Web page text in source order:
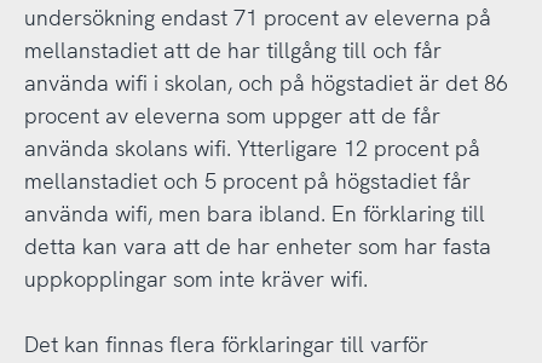
undersökning endast 71 procent av eleverna på
mellanstadiet att de har tillgång till och får
använda wifi i skolan, och på högstadiet är det 86
procent av eleverna som uppger att de får
använda skolans wifi. Ytterligare 12 procent på
mellanstadiet och 5 procent på högstadiet får
använda wifi, men bara ibland. En förklaring till
detta kan vara att de har enheter som har fasta
uppkopplingar som inte kräver wifi.
Det kan finnas flera förklaringar till varför